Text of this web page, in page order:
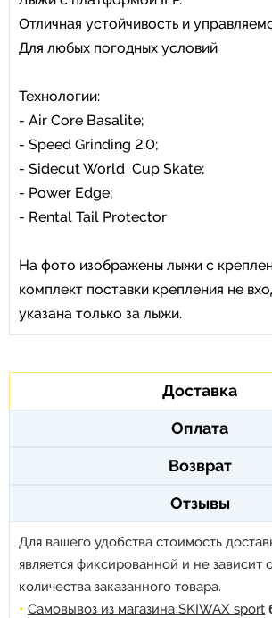
Отличная устойчивость и
Для любых погодных условий
Технологии:
- Air Core Basalite;
- Speed Grinding 2.0;
- Sidecut World Cup Skate;
- Power Edge;
- Rental Tail Protector
На фото изображены лыжи с
комплект поставки крепления не
указана только за лыжи.
Доставка
Оплата
Возврат
Отзывы
Для вашего удобства стоимость
является фиксированной и не зависит
количества заказанного товара.
Самовывоз из магазина SKIWAX sport